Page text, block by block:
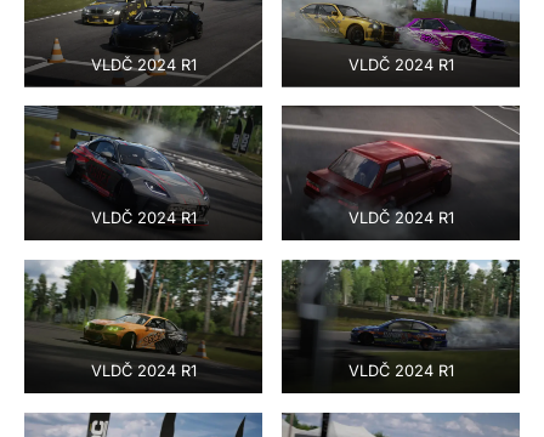
VLDČ 2024 R1 VLDČ 2024 R1
VLDČ 2024 R1 VLDČ 2024 R1
VLDČ 2024 R1 VLDČ 2024 R1